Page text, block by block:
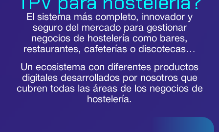
El sistema más completo, innovador y
seguro del mercado para gestionar
negocios de hostelería como bares,
restaurantes, cafeterías o discotecas…
Un ecosistema con diferentes productos
digitales desarrollados por nosotros que
cubren todas las áreas de los negocios de
hostelería.